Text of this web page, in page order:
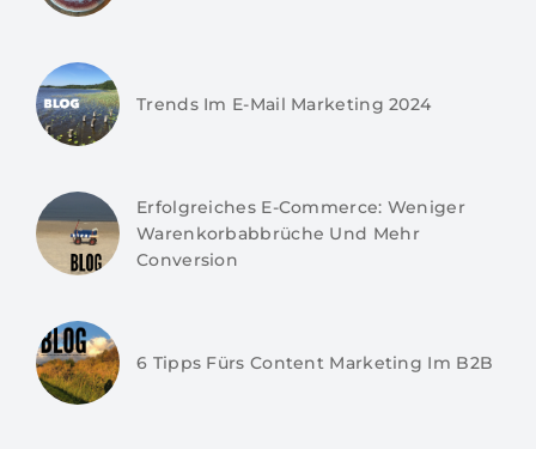
Trends Im E-Mail Marketing 2024
Erfolgreiches E-Commerce: Weniger
Warenkorbabbrüche Und Mehr
Conversion
6 Tipps Fürs Content Marketing Im B2B